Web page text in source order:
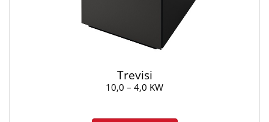
Trevisi
10,0 – 4,0 KW